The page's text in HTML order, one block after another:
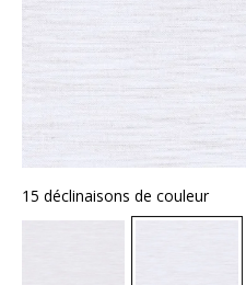
15 déclinaisons de couleur